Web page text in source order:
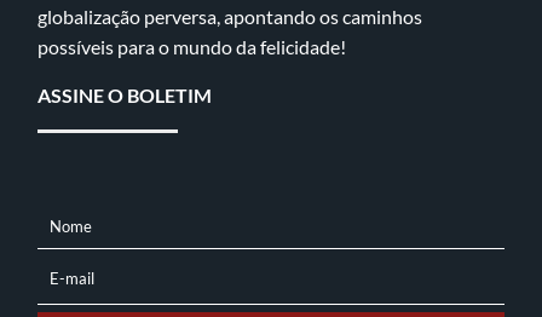
globalização perversa, apontando os caminhos
possíveis para o mundo da felicidade!
ASSINE O BOLETIM
NOME
Nome
MAIL
E-mail